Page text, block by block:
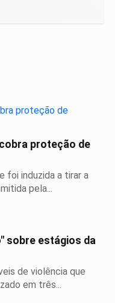
proteção de
foi induzida a tirar a
pela...
sobre estágios da
de violência que
em três...